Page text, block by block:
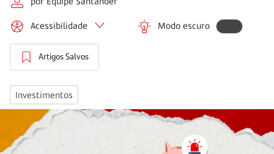
Acessibilidade Modo escuro
Artigos Salvos
Investimentos